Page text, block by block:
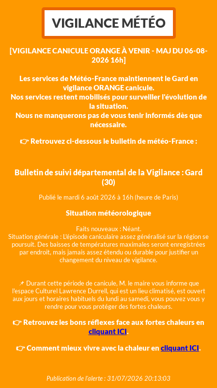
VIGILANCE MÉTÉO
[VIGILANCE CANICULE ORANGE À VENIR - MAJ DU 06-08-
2026 16h]
Les services de Météo-France maintiennent le Gard en
vigilance ORANGE canicule.
Nos services restent mobilisés pour surveiller l'évolution de
la situation.
Nous ne manquerons pas de vous tenir informés dès que
nécessaire.
👉 Retrouvez ci-dessous le bulletin de météo-France :
Bulletin de suivi départemental de la Vigilance : Gard
(30)
Publié le mardi 6 août 2026 à 16h (heure de Paris)
Situation météorologique
Faits nouveaux : Néant.
Situation générale : L'épisode caniculaire assez généralisé sur la région se
poursuit. Des baisses de températures maximales seront enregistrées
par endroit, mais jamais assez étendu ou durable pour justifier un
changement du niveau de vigilance.
📌 Durant cette période de canicule, M. le maire vous informe que
l'espace Culturel Lawrence Durrell, qui est un lieu climatisé, est ouvert
aux jours et horaires habituels du lundi au samedi, vous pouvez vous y
rendre pour vous protéger des fortes chaleurs.
👉 Retrouvez les bons réflexes face aux fortes chaleurs en
cliquant ICI.
👉 Comment mieux vivre avec la chaleur en cliquant ICI.
Publication de l'alerte : 31/07/2026 20:13:03